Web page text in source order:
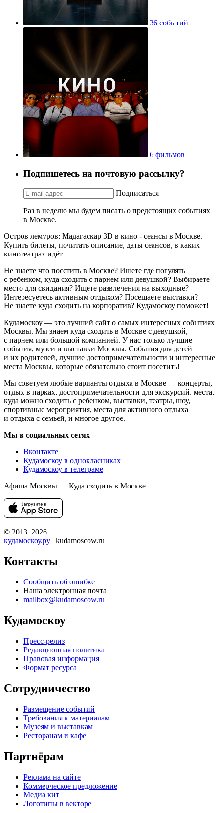
36 событий
6 фильмов
Подпишетесь на почтовую рассылку?
Подписаться
Раз в неделю мы будем писать о предстоящих событиях
в Москве.
Остров лемуров: Мадагаскар 3D в кино - сеансы в Москве.
Купить билеты, почитать описание, даты сеансов, в каких
кинотеатрах идёт.
Не знаете что посетить в Москве? Ищете где погулять
с ребенком, куда сходить с парнем или девушкой? Выбираете
место для свидания? Ищете развлечения на выходные?
Интересуетесь активным отдыхом? Посещаете выставки?
Не знаете куда сходить на корпоратив? Кудамоскоу поможет!
Кудамоскоу — это лучший сайт о самых интересных событиях
Москвы. Мы знаем куда сходить в Москве с девушкой,
с парнем или большой компанией. У нас только лучшие
события, музеи и выставки Москвы. События для детей
и их родителей, лучшие достопримечательности и интересные
места Москвы, которые обязательно стоит посетить!
Мы советуем любые варианты отдыха в Москве — концерты,
отдых в парках, достопримечательности для экскурсий, места,
куда можно сходить с ребенком, выставки, театры, шоу,
спортивные мероприятия, места для активного отдыха
и отдыха с семьей, и многое другое.
Мы в социальных сетях
Вконтакте
Кудамоскоу в однокласниках
Кудамоскоу в телеграме
Афиша Москвы — Куда сходить в Москве
© 2013–2026
кудамоскоу.ру | kudamoscow.ru
Контакты
Сообщить об ошибке
Наша электронная почта
mailbox@kudamoscow.ru
Кудамоскоу
Пресс-релиз
Редакционная политика
Правовая информация
Формат ресурса
Сотрудничество
Размещение событий
Требования к материалам
Музеям и выставкам
Ресторанам и кафе
Партнёрам
Реклама на сайте
Коммерческое предложение
Медиа кит
Логотипы в векторе